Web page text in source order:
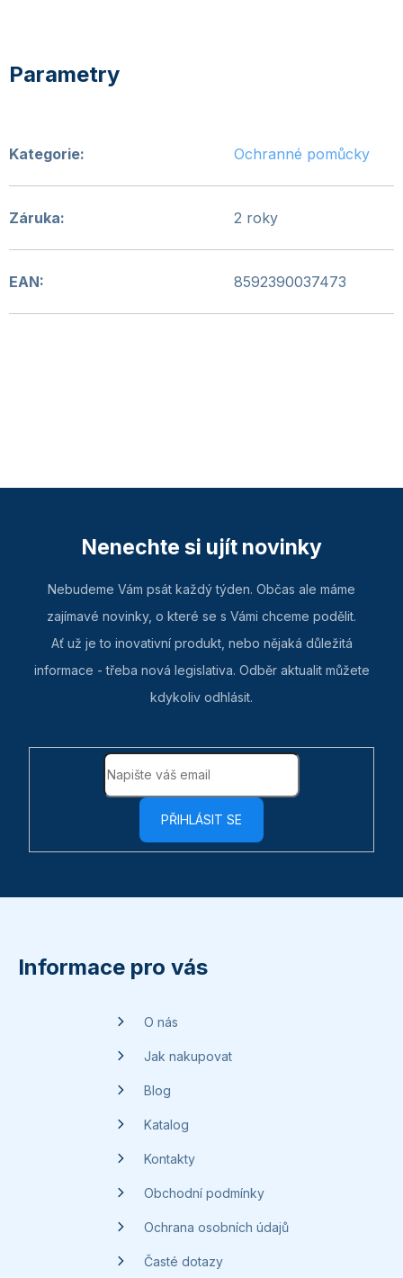
Kategorie: Ochranné pomůcky
Záruka: 2 roky
EAN: 8592390037473
Nenechte si ujít novinky
Nebudeme Vám psát každý týden. Občas ale máme
zajímavé novinky, o které se s Vámi chceme podělit.
Ať už je to inovativní produkt, nebo nějaká důležitá
informace - třeba nová legislativa. Odběr aktualit můžete
kdykoliv odhlásit.
PŘIHLÁSIT SE
Informace pro vás
O nás
Jak nakupovat
Blog
Katalog
Kontakty
Obchodní podmínky
Ochrana osobních údajů
Časté dotazy